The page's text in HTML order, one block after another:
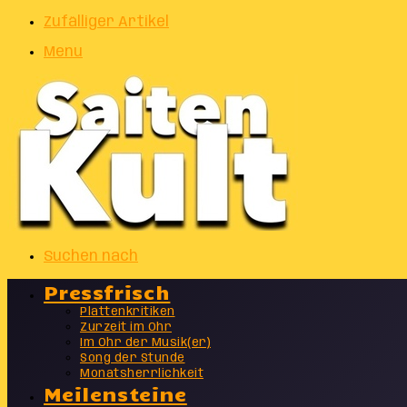
Zufälliger Artikel
Menu
Suchen nach
Pressfrisch
Plattenkritiken
Zurzeit im Ohr
Im Ohr der Musik(er)
Song der Stunde
Monatsherrlichkeit
Meilensteine